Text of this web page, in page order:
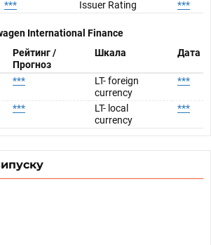
*** Issuer Rating ***
International Finance
Рейтинг /
Прогноз
Шкала Дата
***
LT- foreign
currency
***
***
LT- local
currency
***